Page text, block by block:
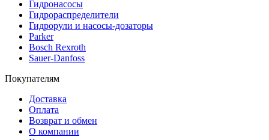
Гидронасосы
Гидрораспределители
Гидрорули и насосы-дозаторы
Parker
Bosch Rexroth
Sauer-Danfoss
Покупателям
Доставка
Оплата
Возврат и обмен
О компании